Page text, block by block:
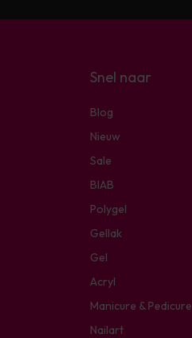
Snel naar
Blog
Nieuw
Sale
BIAB
Polygel
Gellak
Gel
Acryl
Manicure & Pedicure
Nailart